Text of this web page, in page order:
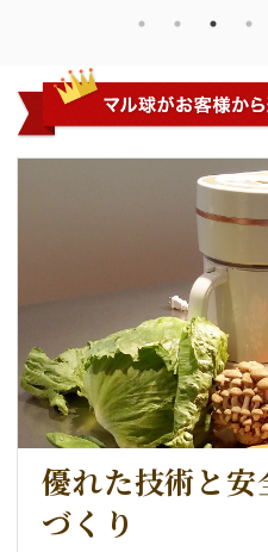
優れた技術と安
づくり